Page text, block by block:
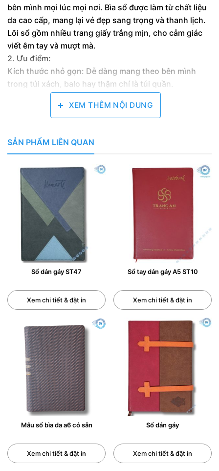
bên mình mọi lúc mọi nơi. Bìa sổ được làm từ chất liệu
da cao cấp, mang lại vẻ đẹp sang trọng và thanh lịch.
Lõi sổ gồm nhiều trang giấy trắng mịn, cho cảm giác
viết êm tay và mượt mà.
2. Ưu điểm:
Kích thước nhỏ gọn: Dễ dàng mang theo bên mình
trong túi xách, balo hay thậm chí là túi quần.
Chất liệu cao cấp: Bìa da bền đẹp, sang trọng, mang
lại cảm giác êm ái khi chạm vào.
và mượt mà, không bị lem mực.
Nhiều mẫu mã đa dạng: Có nhiều mẫu mã, màu sắc và
Giá thành hợp lý: Phù hợp với mọi đối tượng sử dụng.
0/5 (0 Reviews)
XEM THÊM NỘI DUNG
SẢN PHẨM LIÊN QUAN
Sổ dán gáy ST47
Xem chi tiết & đặt in
Sổ tay dán gáy A5 ST10
Xem chi tiết & đặt in
Mẫu sổ bìa da a6 có sẵn
Xem chi tiết & đặt in
Sổ dán gáy
Xem chi tiết & đặt in